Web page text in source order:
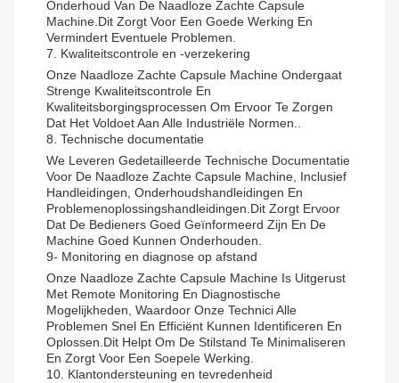
Onderhoud Van De Naadloze Zachte Capsule
Machine.Dit Zorgt Voor Een Goede Werking En
Vermindert Eventuele Problemen.
7. Kwaliteitscontrole en -verzekering
Onze Naadloze Zachte Capsule Machine Ondergaat
Strenge Kwaliteitscontrole En
Kwaliteitsborgingsprocessen Om Ervoor Te Zorgen
Dat Het Voldoet Aan Alle Industriële Normen..
8. Technische documentatie
We Leveren Gedetailleerde Technische Documentatie
Voor De Naadloze Zachte Capsule Machine, Inclusief
Handleidingen, Onderhoudshandleidingen En
Problemenoplossingshandleidingen.Dit Zorgt Ervoor
Dat De Bedieners Goed Geïnformeerd Zijn En De
Machine Goed Kunnen Onderhouden.
9- Monitoring en diagnose op afstand
Onze Naadloze Zachte Capsule Machine Is Uitgerust
Met Remote Monitoring En Diagnostische
Mogelijkheden, Waardoor Onze Technici Alle
Problemen Snel En Efficiënt Kunnen Identificeren En
Oplossen.Dit Helpt Om De Stilstand Te Minimaliseren
En Zorgt Voor Een Soepele Werking.
10. Klantondersteuning en tevredenheid